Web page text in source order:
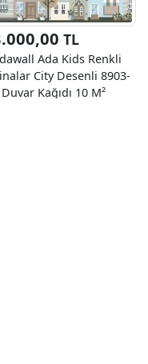
TL
Ada Kids Renkli
City Desenli 8903-
Kağıdı 10 M²